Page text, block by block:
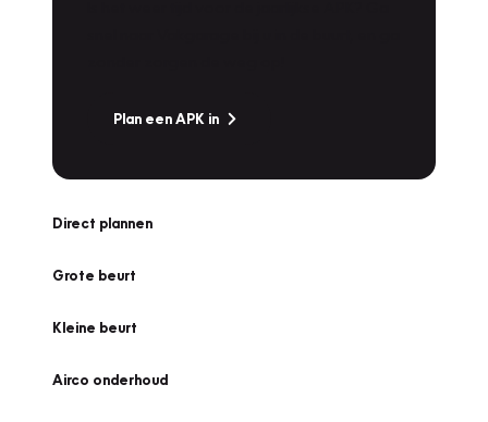
Plan een APK in
Direct plannen
Grote beurt
Kleine beurt
Airco onderhoud